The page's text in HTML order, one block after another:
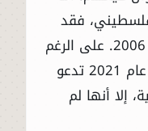
فقد
أُجريت آخر انتخابات له في عام 2006. على الرغم
من إصدار مراسيم رئاسية في عام 2021 تدعو
إلا أنها لم